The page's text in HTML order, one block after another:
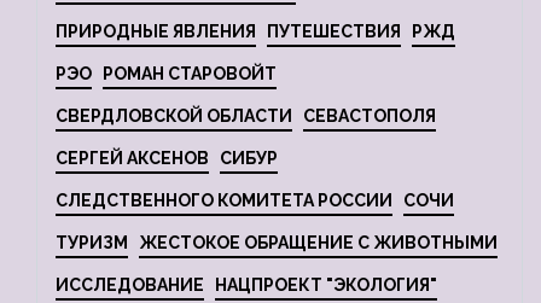
ПРИРОДНЫЕ ЯВЛЕНИЯ ПУТЕШЕСТВИЯ РЖД
РЭО РОМАН СТАРОВОЙТ
СВЕРДЛОВСКОЙ ОБЛАСТИ СЕВАСТОПОЛЯ
СЕРГЕЙ АКСЕНОВ СИБУР
СЛЕДСТВЕННОГО КОМИТЕТА РОССИИ СОЧИ
ТУРИЗМ ЖЕСТОКОЕ ОБРАЩЕНИЕ С ЖИВОТНЫМИ
ИССЛЕДОВАНИЕ НАЦПРОЕКТ "ЭКОЛОГИЯ"